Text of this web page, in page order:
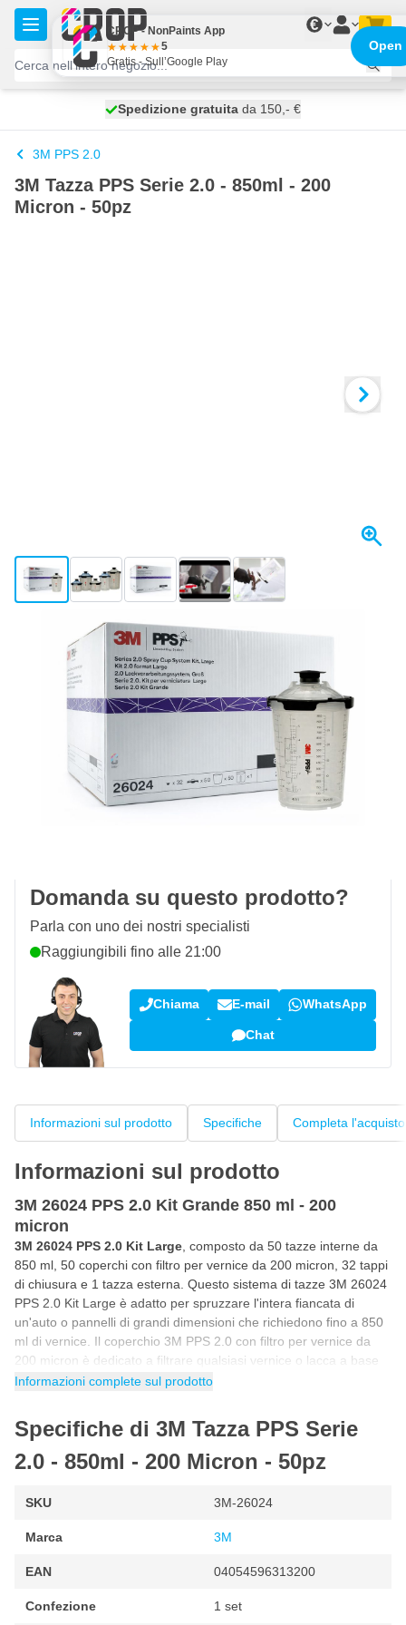
Salta al contenuto
€
spedito oggi
Spedizione gratuita da 150,- €
100 giorni
3M PPS 2.0
3M Tazza PPS Serie 2.0 - 850ml - 200
Micron - 50pz
View larger imageView larger imageView larger imageView larger imageView larger image
Spedito oggi
132,03 € incl. IVA
Quantità
Aggiungi al Carrello
Ordina entro le 23:59, spedito oggi
Spedizione gratuitada 150,- €
Domanda su questo prodotto?
Parla con uno dei nostri specialisti
Raggiungibili fino alle 21:00
Chiama E-mail WhatsApp
Chat
Informazioni sul prodotto Specifiche Completa l'acquisto
Informazioni sul prodotto
3M 26024 PPS 2.0 Kit Grande 850 ml - 200
micron
3M 26024 PPS 2.0 Kit Large, composto da 50 tazze interne da
850 ml, 50 coperchi con filtro per vernice da 200 micron, 32 tappi
di chiusura e 1 tazza esterna. Questo sistema di tazze 3M 26024
PPS 2.0 Kit Large è adatto per spruzzare l'intera fiancata di
un'auto o pannelli di grandi dimensioni che richiedono fino a 850
ml di vernice. Il coperchio 3M PPS 2.0 con filtro per vernice da
200 micron è dedicato a filtrare qualsiasi vernice o lacca a base
d'acqua e convenzionale mentre si spruzza con lo spruzzatore a
A cosa serve il sistema a tazza 3M PPS 2.0
Large?
3M PPS 2.0 Large può essere utilizzato per spruzzare interi
di vernice. Si pensi alla verniciatura dell'intera fiancata di un'auto,
dell'intero muso o della parte posteriore, compresi paraurti e
spruzzare la vernice in qualsiasi angolazione.
Come viene fornito il kit 3M 26024 PPS 2.0?
Informazioni complete sul prodotto
Specifiche di 3M Tazza PPS Serie
2.0 - 850ml - 200 Micron - 50pz
SKU 3M-26024
Marca 3M
EAN 04054596313200
Confezione 1 set
CROP - NonPaints App
5
Gratis - Sull’Google Play
Open